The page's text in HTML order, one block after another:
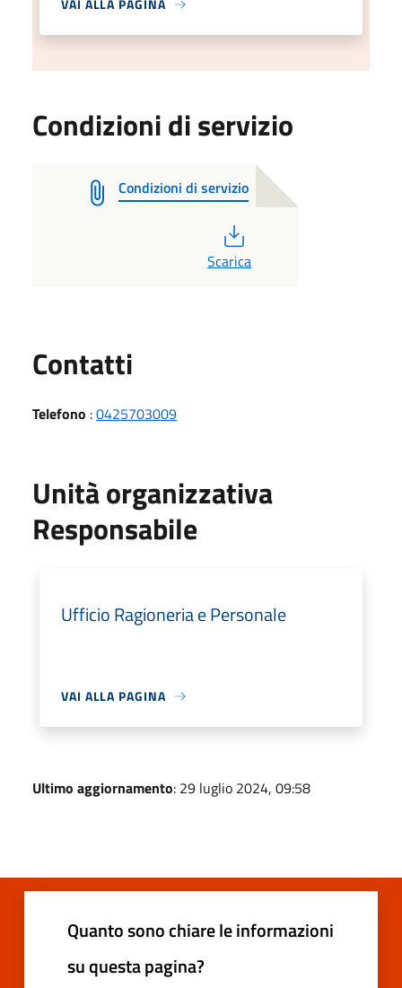
VAI ALLA PAGINA
Condizioni di servizio
Condizioni di servizio
Scarica
Contatti
Telefono :0425703009
Unità organizzativa
Responsabile
Ufficio Ragioneria e Personale
VAI ALLA PAGINA
Ultimo aggiornamento: 29 luglio 2024, 09:58
Quanto sono chiare le informazioni
su questa pagina?